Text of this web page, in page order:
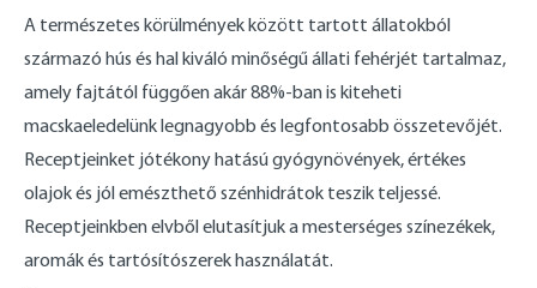
A természetes körülmények között tartott állatokból
származó hús és hal kiváló minőségű állati fehérjét tartalmaz,
amely fajtától függően akár 88%-ban is kiteheti
macskaeledelünk legnagyobb és legfontosabb összetevőjét.
Receptjeinket jótékony hatású gyógynövények, értékes
olajok és jól emészthető szénhidrátok teszik teljessé.
Receptjeinkben elvből elutasítjuk a mesterséges színezékek,
aromák és tartósítószerek használatát.